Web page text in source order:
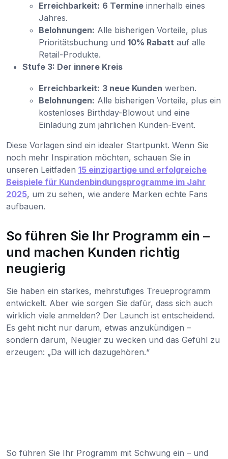
Erreichbarkeit: 6 Termine innerhalb eines
Jahres.
Belohnungen: Alle bisherigen Vorteile, plus
Prioritätsbuchung und 10% Rabatt auf alle
Retail-Produkte.
Stufe 3: Der innere Kreis
Erreichbarkeit: 3 neue Kunden werben.
Belohnungen: Alle bisherigen Vorteile, plus ein
kostenloses Birthday-Blowout und eine
Einladung zum jährlichen Kunden-Event.
Diese Vorlagen sind ein idealer Startpunkt. Wenn Sie
noch mehr Inspiration möchten, schauen Sie in
unseren Leitfaden 15 einzigartige und erfolgreiche
Beispiele für Kundenbindungsprogramme im Jahr
2025, um zu sehen, wie andere Marken echte Fans
aufbauen.
So führen Sie Ihr Programm ein –
und machen Kunden richtig
neugierig
Sie haben ein starkes, mehrstufiges Treueprogramm
entwickelt. Aber wie sorgen Sie dafür, dass sich auch
wirklich viele anmelden? Der Launch ist entscheidend.
Es geht nicht nur darum, etwas anzukündigen –
sondern darum, Neugier zu wecken und das Gefühl zu
erzeugen: „Da will ich dazugehören.“
So führen Sie Ihr Programm mit Schwung ein – und